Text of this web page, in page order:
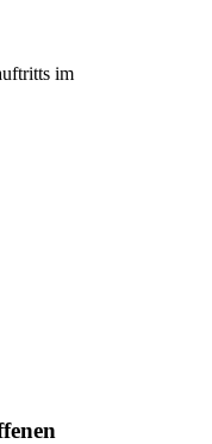
im